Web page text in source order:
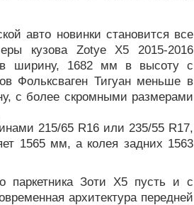
авто новинки становится все
кузова Zotye X5 2015-2016
ширину, 1682 мм в высоту с
Фольксваген Тигуан меньше в
с более скромными размерами
215/65 R16 или 235/55 R17,
1565 мм, а колея задних 1563
паркетника Зоти Х5 пусть и с
архитектура передней